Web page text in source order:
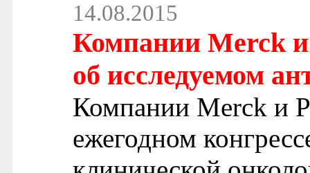
14.08.2015
Компании Merck
об исследуемом
Компании Merck и
ежегодном